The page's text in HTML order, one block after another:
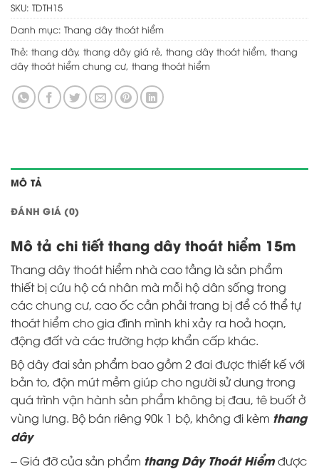
SKU: TDTH15
Danh mục: Thang dây thoát hiểm
Thẻ: thang dây, thang dây giá rẻ, thang dây thoát hiểm, thang
dây thoát hiểm chung cư, thang thoát hiểm
MÔ TẢ
ĐÁNH GIÁ (0)
Mô tả chi tiết thang dây thoát hiểm 15m
Thang dâythoát hiểm nhà cao tầng là sản phẩm
thiết bị cứu hộ cá nhân mà mỗi hộ dân sống trong
các chung cư, cao ốc cần phải trang bị để có thể tự
thoát hiểm cho gia đình mình khi xảy ra hoả hoạn,
động đất và các trường hợp khẩn cấp khác.
Bộ dây đai sản phẩm bao gồm 2 đai được thiết kế với
bản to, độn mút mềm giúp cho người sử dung trong
quá trình vận hành sản phẩm không bị đau, tê buốt ở
vùng lưng. Bộ bán riêng 90k 1 bộ, không đi kèm thang
dây
– Giá đỡ của sản phẩm thang Dây Thoát Hiểmđược